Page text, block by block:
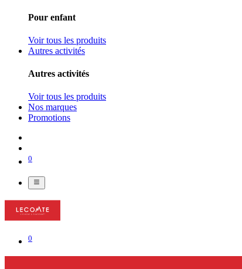
Pour enfant
Voir tous les produits
Autres activités
Autres activités
Voir tous les produits
Nos marques
Promotions
0
0